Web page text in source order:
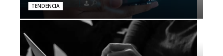
TENDENCIA